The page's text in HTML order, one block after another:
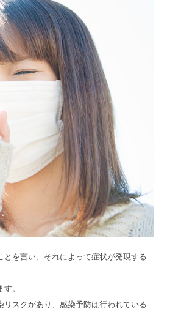
を言い、それによって症状が発現する
。
スクがあり、感染予防は行われている